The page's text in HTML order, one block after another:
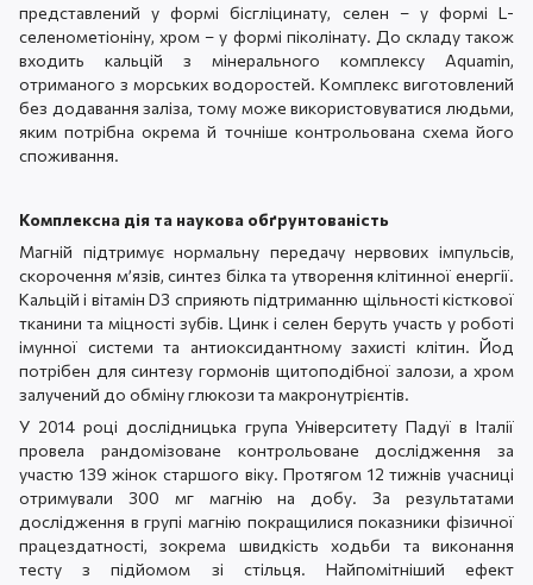
представлений у формі бісгліцинату, селен – у формі L-
селенометіоніну, хром – у формі піколінату. До складу також
входить кальцій з мінерального комплексу Aquamin,
отриманого з морських водоростей. Комплекс виготовлений
без додавання заліза, тому може використовуватися людьми,
яким потрібна окрема й точніше контрольована схема його
споживання.
Комплексна дія та наукова обґрунтованість
Магній підтримує нормальну передачу нервових імпульсів,
скорочення м’язів, синтез білка та утворення клітинної енергії.
Кальцій і вітамін D3 сприяють підтриманню щільності кісткової
тканини та міцності зубів. Цинк і селен беруть участь у роботі
імунної системи та антиоксидантному захисті клітин. Йод
потрібен для синтезу гормонів щитоподібної залози, а хром
залучений до обміну глюкози та макронутрієнтів.
У 2014 році дослідницька група Університету Падуї в Італії
провела рандомізоване контрольоване дослідження за
участю 139 жінок старшого віку. Протягом 12 тижнів учасниці
отримували 300 мг магнію на добу. За результатами
дослідження в групі магнію покращилися показники фізичної
працездатності, зокрема швидкість ходьби та виконання
тесту з підйомом зі стільця. Найпомітніший ефект